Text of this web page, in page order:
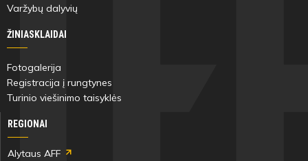
Varžybų dalyvių
ŽINIASKLAIDAI
Fotogalerija
Registracija į rungtynes
Turinio viešinimo taisyklės
REGIONAI
Alytaus AFF